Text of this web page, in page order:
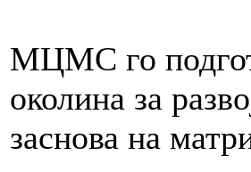
МЦМС го
околина за
заснова на